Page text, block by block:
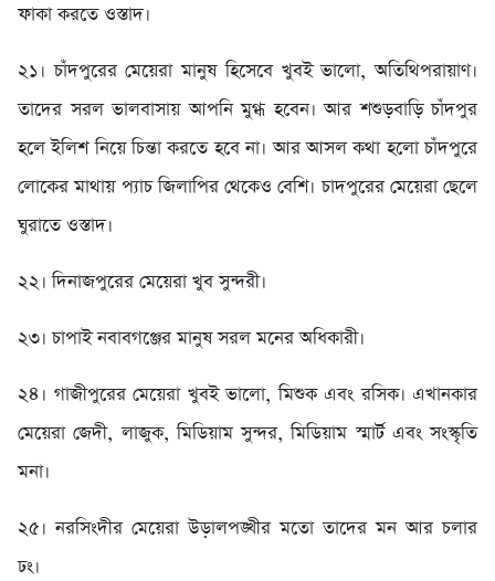
ফাকা করতে ওস্তাদ।
২১। চাঁদপুরের মেয়েরা মানুষ হিসেবে খুবই ভালো, অতিথিপরায়াণ।
তাদের সরল ভালবাসায় আপনি মুগ্ধ হবেন। আর শশুড়বাড়ি চাঁদপুর
হলে ইলিশ নিয়ে চিন্তা করতে হবে না। আর আসল কথা হলো চাঁদপুরে
লোকের মাথায় প্যাচ জিলাপির থেকেও বেশি। চাদপুরের মেয়েরা ছেলে
ঘুরাতে ওস্তাদ।
২২। দিনাজপুরের মেয়েরা খুব সুন্দরী।
২৩। চাপাই নবাবগঞ্জের মানুষ সরল মনের অধিকারী।
২৪। গাজীপুরের মেয়েরা খুবই ভালো, মিশুক এবং রসিক। এখানকার
মেয়েরা জেদী, লাজুক, মিডিয়াম সুন্দর, মিডিয়াম স্মার্ট এবং সংস্কৃতি
মনা।
২৫। নরসিংদীর মেয়েরা উড়ালপঙ্খীর মতো তাদের মন আর চলার
ঢং।